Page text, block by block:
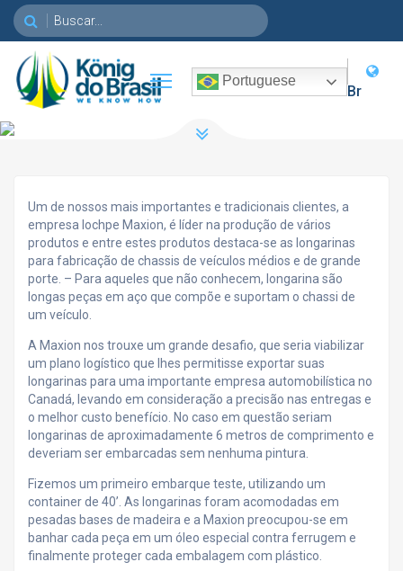
Toggle main menu visibility
Portuguese
Br
Um de nossos mais importantes e tradicionais clientes, a
empresa Iochpe Maxion, é líder na produção de vários
produtos e entre estes produtos destaca-se as longarinas
para fabricação de chassis de veículos médios e de grande
porte. – Para aqueles que não conhecem, longarina são
longas peças em aço que compõe e suportam o chassi de
um veículo.
A Maxion nos trouxe um grande desafio, que seria viabilizar
um plano logístico que lhes permitisse exportar suas
longarinas para uma importante empresa automobilística no
Canadá, levando em consideração a precisão nas entregas e
o melhor custo benefício. No caso em questão seriam
longarinas de aproximadamente 6 metros de comprimento e
deveriam ser embarcadas sem nenhuma pintura.
Fizemos um primeiro embarque teste, utilizando um
container de 40’. As longarinas foram acomodadas em
pesadas bases de madeira e a Maxion preocupou-se em
banhar cada peça em um óleo especial contra ferrugem e
finalmente proteger cada embalagem com plástico.